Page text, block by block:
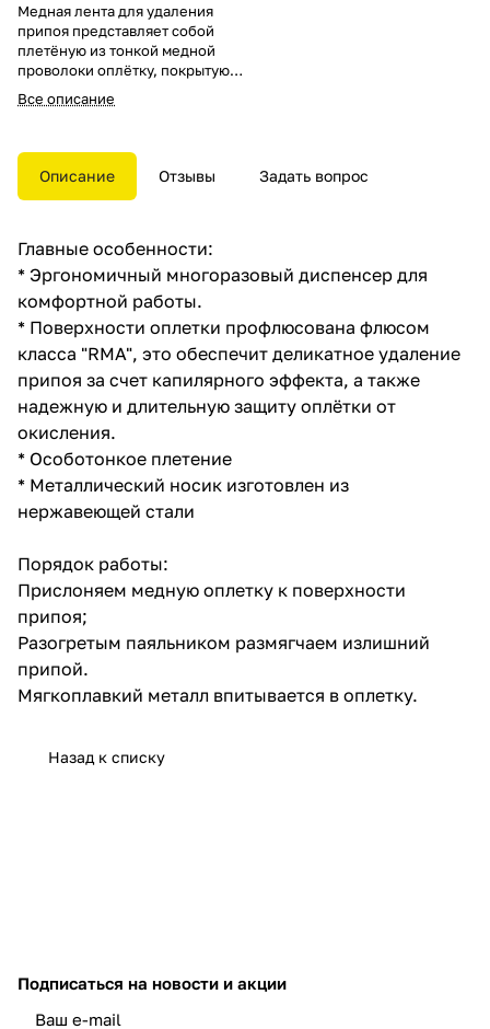
Медная лента для удаления
припоя представляет собой
плетёную из тонкой медной
проволоки оплётку, покрытую
специальным безотмывным
флюсом.
применяется для удаления
припоя с печатных плат при
ремонтных работах. После её
контактных площадок платы и
контактов радиодеталей.
Удобный бокс сделает
использование ленты более
комфортным.
Все описание
Описание Отзывы Задать вопрос
Главные особенности:
* Эргономичный многоразовый диспенсер для
комфортной работы.
* Поверхности оплетки профлюсована флюсом
класса "RMA", это обеспечит деликатное удаление
припоя за счет капилярного эффекта, а также
надежную и длительную защиту оплётки от
окисления.
* Особотонкое плетение
* Металлический носик изготовлен из
нержавеющей стали
Порядок работы:
Прислоняем медную оплетку к поверхности
припоя;
Разогретым паяльником размягчаем излишний
припой.
Мягкоплавкий металл впитывается в оплетку.
Назад к списку
Подписаться на новости и акции